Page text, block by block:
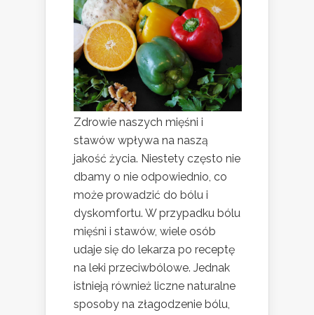
Zdrowie naszych mięśni i
stawów wpływa na naszą
jakość życia. Niestety często nie
dbamy o nie odpowiednio, co
może prowadzić do bólu i
dyskomfortu. W przypadku bólu
mięśni i stawów, wiele osób
udaje się do lekarza po receptę
na leki przeciwbólowe. Jednak
istnieją również liczne naturalne
sposoby na złagodzenie bólu,